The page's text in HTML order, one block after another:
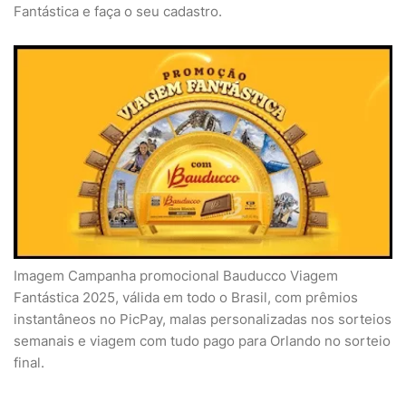
Fantástica e faça o seu cadastro.
Imagem Campanha promocional Bauducco Viagem
Fantástica 2025, válida em todo o Brasil, com prêmios
instantâneos no PicPay, malas personalizadas nos sorteios
semanais e viagem com tudo pago para Orlando no sorteio
final.